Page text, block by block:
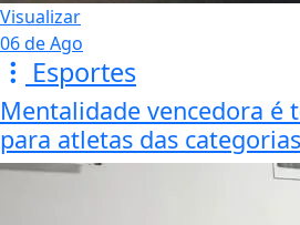
Visualizar
06 de Ago
Esportes
Mentalidade vencedora é
para atletas das